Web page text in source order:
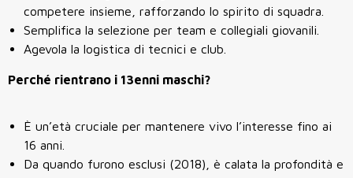
competere insieme, rafforzando lo spirito di squadra.
Semplifica la selezione per team e collegiali giovanili.
Agevola la logistica di tecnici e club.
Perché rientrano i 13enni maschi?
È un’età cruciale per mantenere vivo l’interesse fino ai
16 anni.
Da quando furono esclusi (2018), è calata la profondità e